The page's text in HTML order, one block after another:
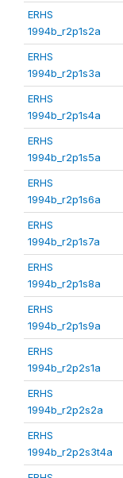
ERHS
1994b_r2p1s2a
ERHS
1994b_r2p1s3a
ERHS
1994b_r2p1s4a
ERHS
1994b_r2p1s5a
ERHS
1994b_r2p1s6a
ERHS
1994b_r2p1s7a
ERHS
1994b_r2p1s8a
ERHS
1994b_r2p1s9a
ERHS
1994b_r2p2s1a
ERHS
1994b_r2p2s2a
ERHS
1994b_r2p2s3t4a